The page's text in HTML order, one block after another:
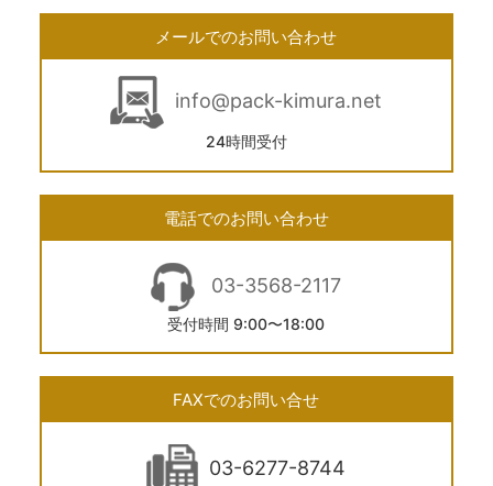
メールでのお問い合わせ
info@pack-kimura.net
24時間受付
電話でのお問い合わせ
03-3568-2117
受付時間 9:00〜18:00
FAXでのお問い合せ
03-6277-8744